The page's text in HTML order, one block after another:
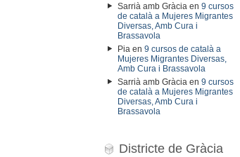
Sarrià amb Gràcia en 9 cursos
de català a Mujeres Migrantes
Diversas, Amb Cura i
Brassavola
Pia en 9 cursos de català a
Mujeres Migrantes Diversas,
Amb Cura i Brassavola
Sarrià amb Gràcia en 9 cursos
de català a Mujeres Migrantes
Diversas, Amb Cura i
Brassavola
Districte de Gràcia